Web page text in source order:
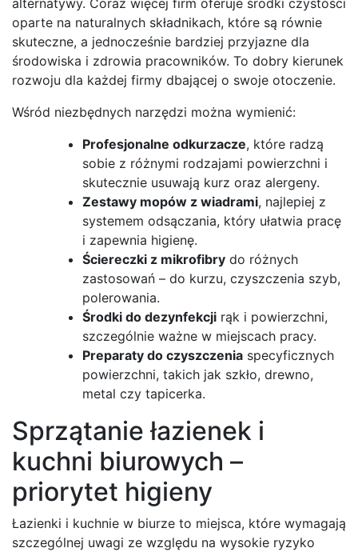
oparte na naturalnych składnikach, które są równie
skuteczne, a jednocześnie bardziej przyjazne dla
środowiska i zdrowia pracowników. To dobry kierunek
rozwoju dla każdej firmy dbającej o swoje otoczenie.
Wśród niezbędnych narzędzi można wymienić:
Profesjonalne odkurzacze, które radzą
sobie z różnymi rodzajami powierzchni i
skutecznie usuwają kurz oraz alergeny.
Zestawy mopów z wiadrami, najlepiej z
systemem odsączania, który ułatwia pracę
i zapewnia higienę.
Ściereczki z mikrofibry do różnych
zastosowań – do kurzu, czyszczenia szyb,
polerowania.
Środki do dezynfekcji rąk i powierzchni,
szczególnie ważne w miejscach pracy.
Preparaty do czyszczenia specyficznych
powierzchni, takich jak szkło, drewno,
metal czy tapicerka.
Sprzątanie łazienek i
kuchni biurowych –
priorytet higieny
Łazienki i kuchnie w biurze to miejsca, które wymagają
szczególnej uwagi ze względu na wysokie ryzyko